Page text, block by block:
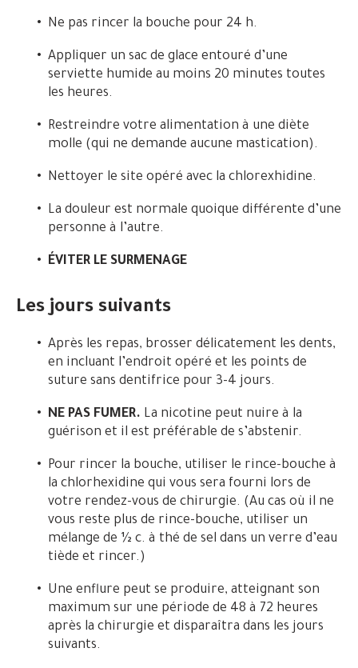
Ne pas rincer la bouche pour 24 h.
Appliquer un sac de glace entouré d’une
serviette humide au moins 20 minutes toutes
les heures.
Restreindre votre alimentation à une diète
molle (qui ne demande aucune mastication).
Nettoyer le site opéré avec la chlorexhidine.
La douleur est normale quoique différente d’une
personne à l’autre.
ÉVITER LE SURMENAGE
Les jours suivants
Après les repas, brosser délicatement les dents,
en incluant l’endroit opéré et les points de
suture sans dentifrice pour 3-4 jours.
NE PAS FUMER. La nicotine peut nuire à la
guérison et il est préférable de s’abstenir.
Pour rincer la bouche, utiliser le rince-bouche à
la chlorhexidine qui vous sera fourni lors de
votre rendez-vous de chirurgie. (Au cas où il ne
vous reste plus de rince-bouche, utiliser un
mélange de ½ c. à thé de sel dans un verre d’eau
tiède et rincer.)
Une enflure peut se produire, atteignant son
maximum sur une période de 48 à 72 heures
après la chirurgie et disparaîtra dans les jours
suivants.